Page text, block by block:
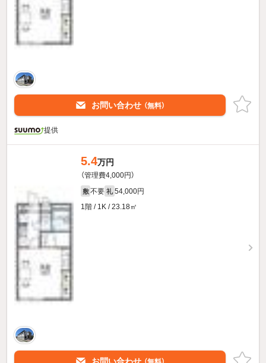
お問い合わせ （無料）
提供
5.4万円
（管理費4,000円）
敷 不要 礼 54,000円
1階 / 1K / 23.18㎡
お問い合わせ